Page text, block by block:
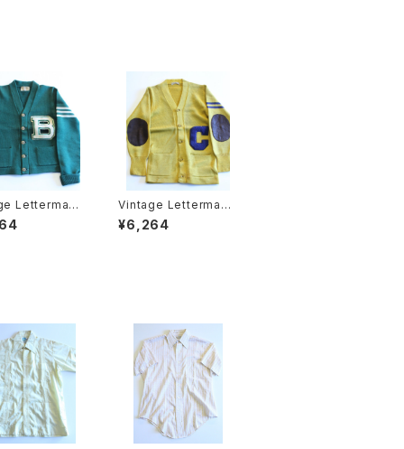
Letterman
Vintage Letterman
Sweater
¥6,264